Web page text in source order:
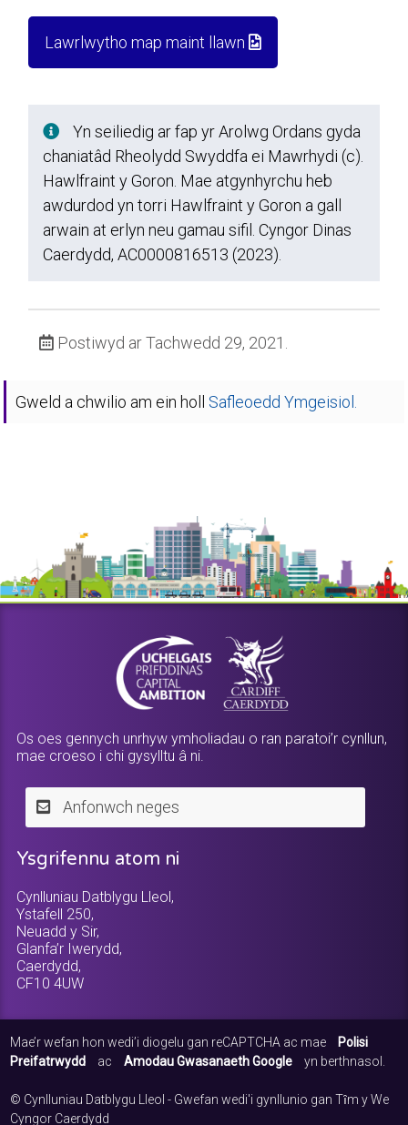
Lawrlwytho map maint llawn
Yn seiliedig ar fap yr Arolwg Ordans gyda
chaniatâd Rheolydd Swyddfa ei Mawrhydi (c).
Hawlfraint y Goron. Mae atgynhyrchu heb
awdurdod yn torri Hawlfraint y Goron a gall
arwain at erlyn neu gamau sifil. Cyngor Dinas
Caerdydd, AC0000816513 (2023).
Postiwyd ar Tachwedd 29, 2021.
Gweld a chwilio am ein holl Safleoedd Ymgeisiol.
Os oes gennych unrhyw ymholiadau o ran paratoi’r cynllun,
mae croeso i chi gysylltu â ni.
Anfonwch neges
Ysgrifennu atom ni
Cynlluniau Datblygu Lleol,
Ystafell 250,
Neuadd y Sir,
Glanfa’r Iwerydd,
Caerdydd,
CF10 4UW
Mae’r wefan hon wedi’i diogelu gan reCAPTCHA ac mae
Polisi
Preifatrwydd
ac Amodau Gwasanaeth Google yn berthnasol.
© Cynlluniau Datblygu Lleol - Gwefan wedi'i gynllunio gan Tȋm y We
Cyngor Caerdydd